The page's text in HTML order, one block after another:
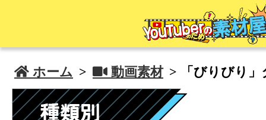
 ホーム >  動画素材 > 「びりびり」